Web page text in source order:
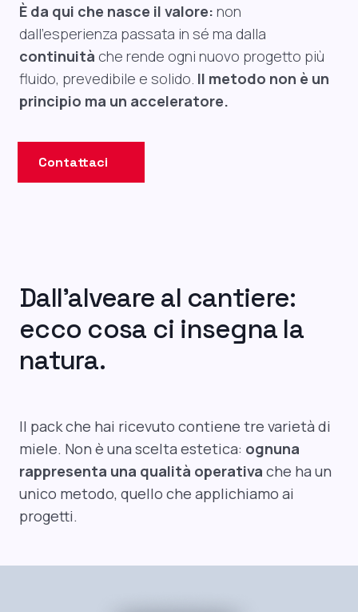
È da qui che nasce il valore: non
dall’esperienza passata in sé ma dalla
continuità che rende ogni nuovo progetto più
fluido, prevedibile e solido. Il metodo non è un
principio ma un acceleratore.
Contattaci
Dall’alveare al cantiere:
ecco cosa ci insegna la
natura.
Il pack che hai ricevuto contiene tre varietà di
miele. Non è una scelta estetica: ognuna
rappresenta una qualità operativa che ha un
unico metodo, quello che applichiamo ai
progetti.